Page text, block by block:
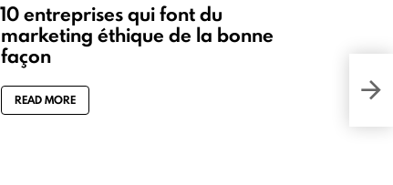
10 entreprises qui font du
marketing éthique de la bonne
façon
READ MORE